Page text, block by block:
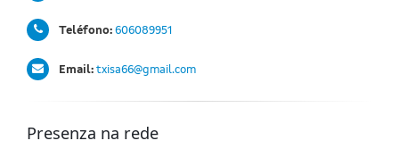
Teléfono: 606089951
Email: txisa66@gmail.com
Presenza na rede